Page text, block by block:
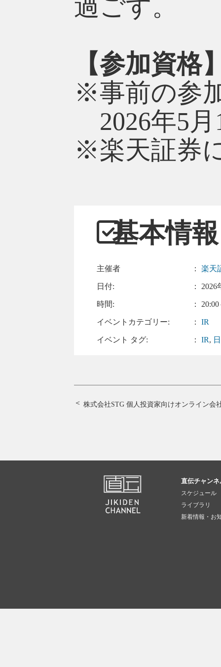
過ごす。
【参加資格
※事前の参
2026年5月
※楽天証券
基本情報
主催者 ：楽天
日付: ： 2026
時間: ：
イベントカテゴリー: ：IR
イベント タグ: ：IR,
株式会社STG 個人投資家向けオンライン会
直伝チャン
スケジュール
ライブラリ
新着情報・お